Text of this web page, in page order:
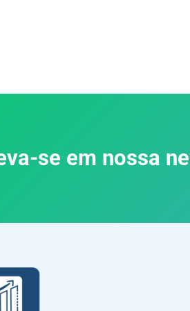
se em nossa